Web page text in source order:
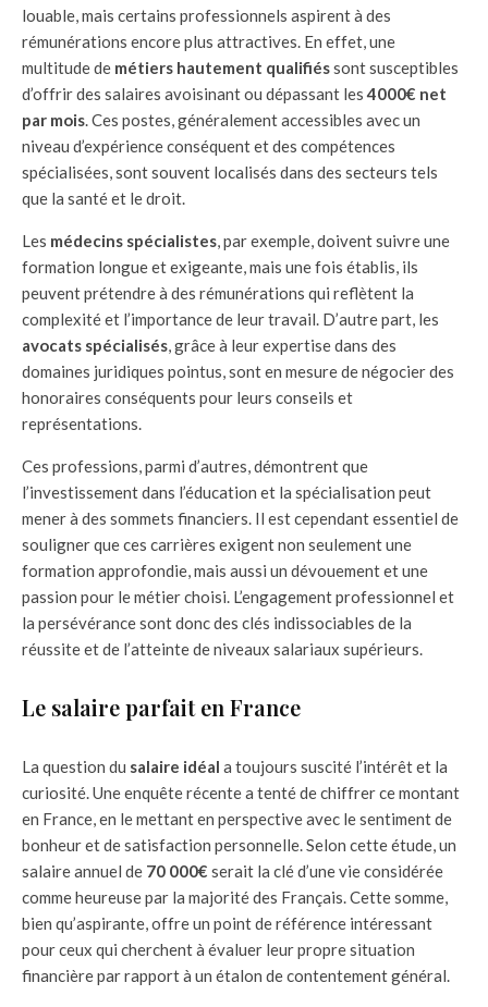
louable, mais certains professionnels aspirent à des
rémunérations encore plus attractives. En effet, une
multitude de métiers hautement qualifiéssont susceptibles
d’offrir des salaires avoisinant ou dépassant les4000€ net
par mois. Ces postes, généralement accessibles avec un
niveau d’expérience conséquent et des compétences
spécialisées, sont souvent localisés dans des secteurs tels
que la santé et le droit.
Les médecins spécialistes, par exemple, doivent suivre une
formation longue et exigeante, mais une fois établis, ils
peuvent prétendre à des rémunérations qui reflètent la
complexité et l’importance de leur travail. D’autre part, les
avocats spécialisés, grâce à leur expertise dans des
domaines juridiques pointus, sont en mesure de négocier des
honoraires conséquents pour leurs conseils et
représentations.
Ces professions, parmi d’autres, démontrent que
l’investissement dans l’éducation et la spécialisation peut
mener à des sommets financiers. Il est cependant essentiel de
souligner que ces carrières exigent non seulement une
formation approfondie, mais aussi un dévouement et une
passion pour le métier choisi. L’engagement professionnel et
la persévérance sont donc des clés indissociables de la
réussite et de l’atteinte de niveaux salariaux supérieurs.
Le salaire parfait en France
La question du salaire idéal a toujours suscité l’intérêt et la
curiosité. Une enquête récente a tenté de chiffrer ce montant
en France, en le mettant en perspective avec le sentiment de
bonheur et de satisfaction personnelle. Selon cette étude, un
salaire annuel de 70 000€ serait la clé d’une vie considérée
comme heureuse par la majorité des Français. Cette somme,
bien qu’aspirante, offre un point de référence intéressant
pour ceux qui cherchent à évaluer leur propre situation
financière par rapport à un étalon de contentement général.